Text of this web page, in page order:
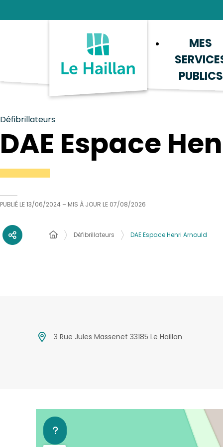
MES
PUBLICS
Défibrillateurs
DAE Espace
PUBLIÉ LE13/06/2024 – MIS À JOUR LE 07/08/2026
Défibrillateurs DAE Espace Henri Arnould
3 Rue Jules Massenet 33185 Le Haillan